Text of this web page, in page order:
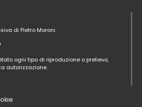
di Pietro Moroni.
ogni tipo di riproduzione o prelievo,
autorizzazione.